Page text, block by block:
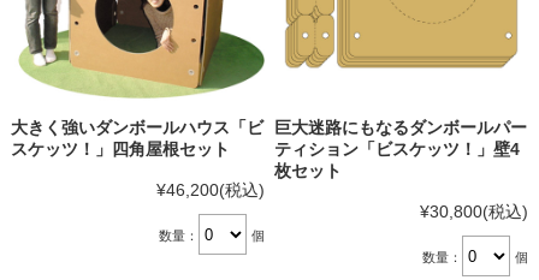
大きく強いダンボールハウス「ビ
スケッツ！」四角屋根セット
¥46,200(税込)
数量： 個
巨大迷路にもなるダンボールパー
ティション「ビスケッツ！」壁4
枚セット
¥30,800(税込)
数量： 個